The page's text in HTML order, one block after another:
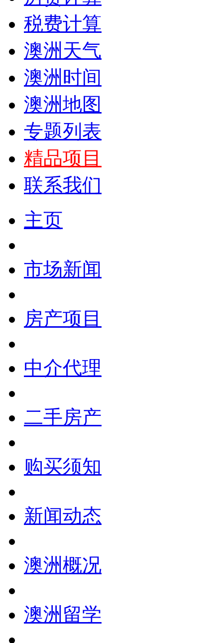
税费计算
澳洲天气
澳洲时间
澳洲地图
专题列表
精品项目
联系我们
主页
市场新闻
房产项目
中介代理
二手房产
购买须知
新闻动态
澳洲概况
澳洲留学